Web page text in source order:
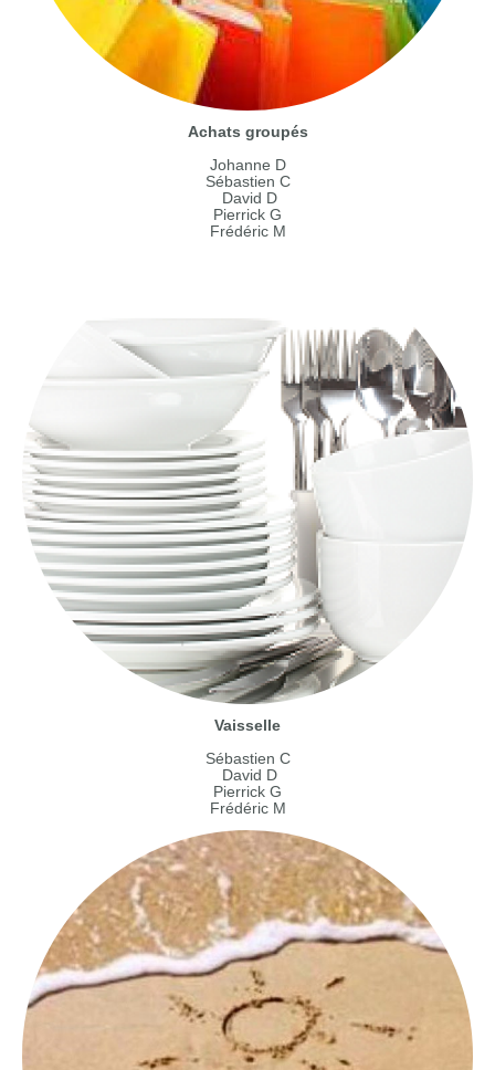
Achats groupés
Johanne D
Sébastien C
David D
Pierrick G
Frédéric M
Vaisselle
Sébastien C
David D
Pierrick G
Frédéric M